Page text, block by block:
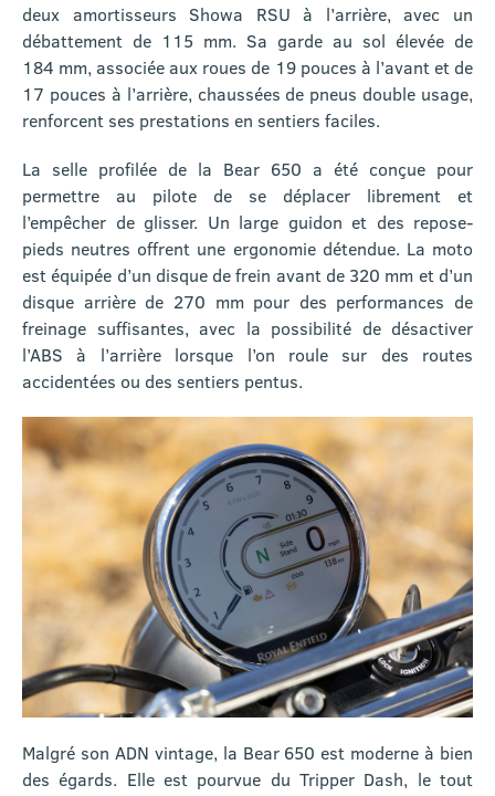
deux amortisseurs Showa RSU à l’arrière, avec un
débattement de 115 mm. Sa garde au sol élevée de
184 mm, associée aux roues de 19 pouces à l’avant et de
17 pouces à l’arrière, chaussées de pneus double usage,
renforcent ses prestations en sentiers faciles.
La selle profilée de la Bear 650 a été conçue pour
permettre au pilote de se déplacer librement et
l’empêcher de glisser. Un large guidon et des repose-
pieds neutres offrent une ergonomie détendue. La moto
est équipée d’un disque de frein avant de 320 mm et d’un
disque arrière de 270 mm pour des performances de
freinage suffisantes, avec la possibilité de désactiver
l’ABS à l’arrière lorsque l’on roule sur des routes
accidentées ou des sentiers pentus.
Malgré son ADN vintage, la Bear 650 est moderne à bien
des égards. Elle est pourvue du Tripper Dash, le tout